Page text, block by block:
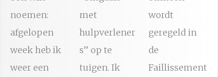
noemen:
afgelopen
week heb ik
weer een
met
hulpverlener
s” op te
tuigen. Ik
wordt
geregeld in
de
Faillissement